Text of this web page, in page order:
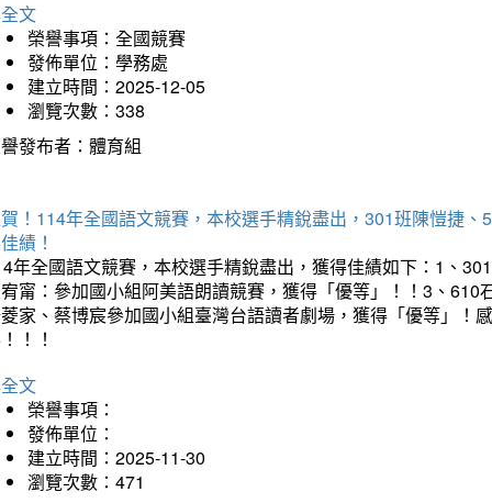
文
榮譽事項：全國競賽
發佈單位：學務處
建立時間：2025-12-05
瀏覽次數：338
發布者：體育組
！114年全國語文競賽，本校選手精銳盡出，301班陳愷捷
績！
年全國語文競賽，本校選手精銳盡出，獲得佳績如下：1、
甯：參加國小組阿美語朗讀競賽，獲得「優等」！！3、
家、蔡博宸參加國小組臺灣台語讀者劇場，獲得「優等」！
！！
文
榮譽事項：
發佈單位：
建立時間：2025-11-30
瀏覽次數：471